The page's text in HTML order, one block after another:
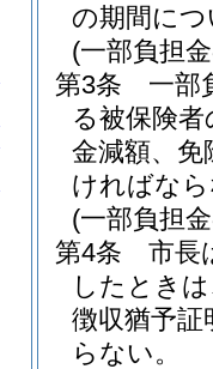
の期間に
(一部負担
第3条
一部
る被保険
金減額、免
ければな
(一部負担
第4条
市長
したとき
徴収猶予証
らない。